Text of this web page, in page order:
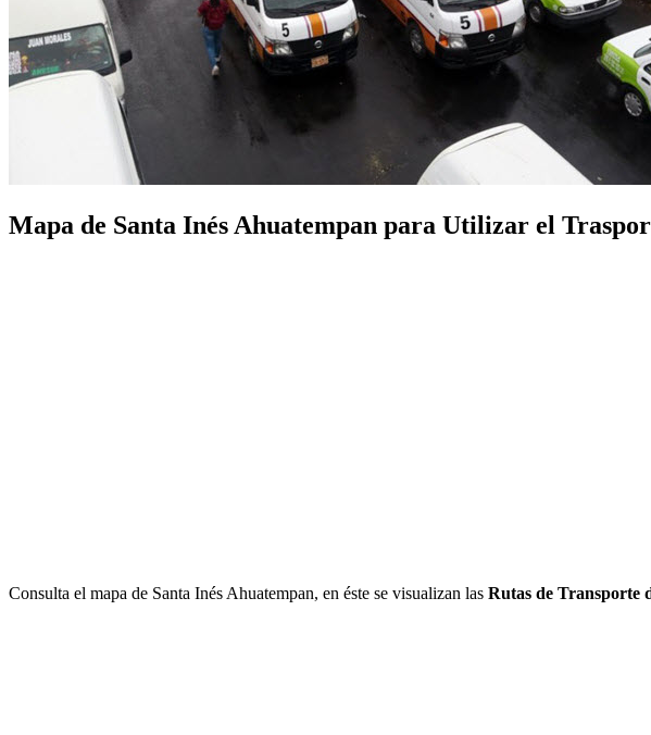
Mapa de Santa Inés Ahuatempan para Utilizar el
Consulta el mapa de Santa Inés Ahuatempan, en éste se visualizan las Rutas de Transporte